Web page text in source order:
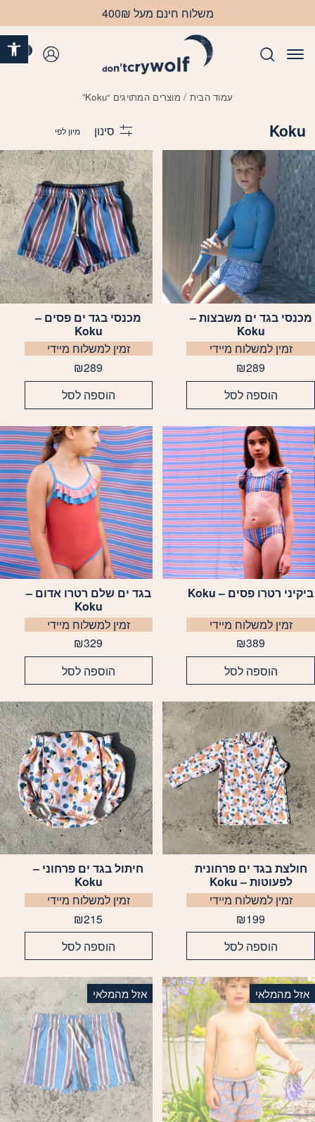
משלוח חינם מעל 400₪
עמוד הבית / מוצרים המתויגים “Koku”
Koku סינון
מכנסי בגד ים משבצות –
Koku
זמין למשלוח מיידי
₪289
הוספה לסל
למוצר
סוגים.
את
האפשרויות
בעמוד
המוצר
מכנסי בגד ים פסים –
Koku
זמין למשלוח מיידי
₪289
הוספה לסל
למוצר
סוגים.
את
האפשרויות
בעמוד
המוצר
ביקיני רטרו פסים – Koku
זמין למשלוח מיידי
₪389
הוספה לסל
למוצר
סוגים.
את
האפשרויות
בעמוד
המוצר
בגד ים שלם רטרו אדום –
Koku
זמין למשלוח מיידי
₪329
הוספה לסל
למוצר
סוגים.
את
האפשרויות
בעמוד
המוצר
חולצת בגד ים פרחונית
לפעוטות – Koku
זמין למשלוח מיידי
₪199
הוספה לסל
למוצר
סוגים.
את
האפשרויות
בעמוד
המוצר
חיתול בגד ים פרחוני –
Koku
זמין למשלוח מיידי
₪215
הוספה לסל
למוצר
סוגים.
את
האפשרויות
בעמוד
המוצר
אזל מהמלאי אזל מהמלאי